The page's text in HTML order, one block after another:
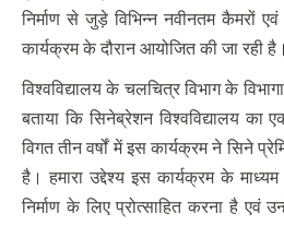
निर्माण से जुड़े विभिन्न नवीनतम कैमरों
कार्यक्रम के दौरान आयोजित की जा रही है।
विश्वविद्यालय के चलचित्र विभाग के
बताया कि सिनेब्रेशन विश्वविद्यालय का
विगत तीन वर्षों में इस कार्यक्रम ने सिने
है। हमारा उद्देश्य इस कार्यक्रम के
निर्माण के लिए प्रोत्साहित करना है एवं